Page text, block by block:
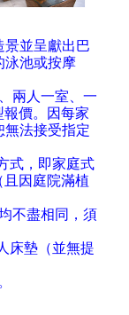
並呈獻出巴
泳池或按摩
兩人一室、一
價。因每家
法接受指定
式，即家庭式
因庭院滿植
不盡相同，須
床墊（並無提